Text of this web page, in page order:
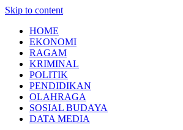
Skip to content
HOME
EKONOMI
RAGAM
KRIMINAL
POLITIK
PENDIDIKAN
OLAHRAGA
SOSIAL BUDAYA
DATA MEDIA